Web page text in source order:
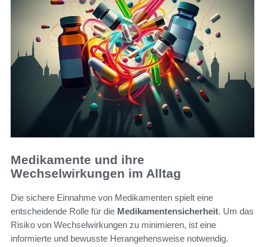
Medikamente und ihre
Wechselwirkungen im Alltag
Die sichere Einnahme von Medikamenten spielt eine
entscheidende Rolle für die Medikamentensicherheit. Um das
Risiko von Wechselwirkungen zu minimieren, ist eine
informierte und bewusste Herangehensweise notwendig.